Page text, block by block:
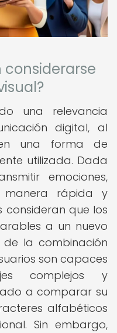
considerarse
una relevancia
digital, al
una forma de
utilizada. Dada
emociones,
rápida y
consideran que los
a un nuevo
la combinación
son capaces
complejos y
a comparar su
alfabéticos
Sin embargo,